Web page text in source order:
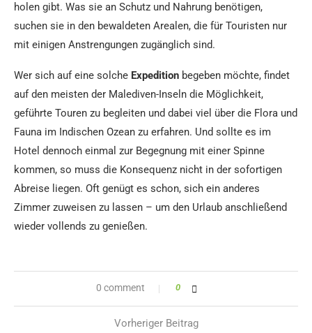
holen gibt. Was sie an Schutz und Nahrung benötigen,
suchen sie in den bewaldeten Arealen, die für Touristen nur
mit einigen Anstrengungen zugänglich sind.
Wer sich auf eine solche Expedition begeben möchte, findet
auf den meisten der Malediven-Inseln die Möglichkeit,
geführte Touren zu begleiten und dabei viel über die Flora und
Fauna im Indischen Ozean zu erfahren. Und sollte es im
Hotel dennoch einmal zur Begegnung mit einer Spinne
kommen, so muss die Konsequenz nicht in der sofortigen
Abreise liegen. Oft genügt es schon, sich ein anderes
Zimmer zuweisen zu lassen – um den Urlaub anschließend
wieder vollends zu genießen.
0 comment 0
Vorheriger Beitrag